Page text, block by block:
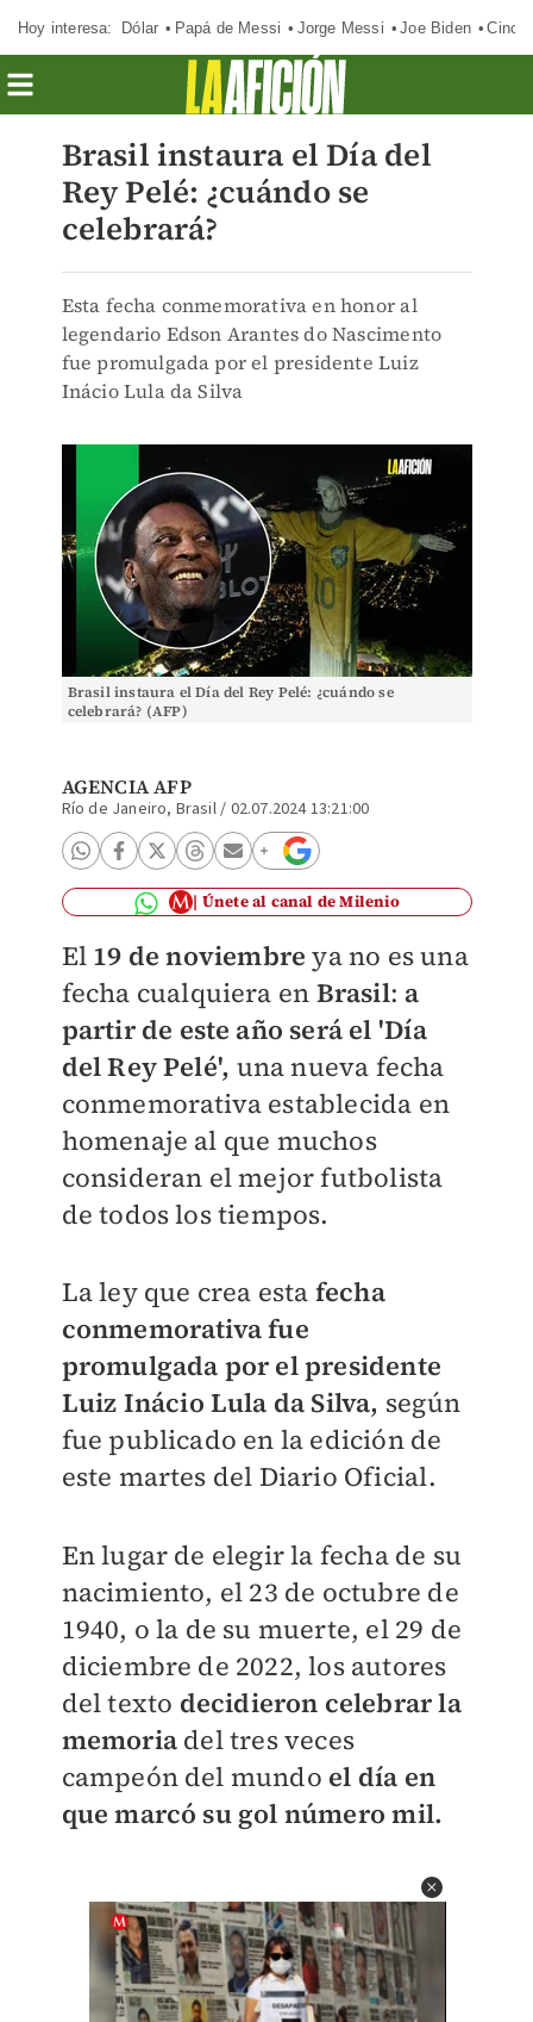
Hoy interesa: Dólar Papá de Messi Jorge Messi Joe Biden
Brasil instaura el Día del
Rey Pelé: ¿cuándo se
celebrará?
Esta fecha conmemorativa en honor al
legendario Edson Arantes do Nascimento
fue promulgada por el presidente Luiz
Inácio Lula da Silva
Brasil instaura el Día del Rey Pelé: ¿cuándo se
celebrará? (AFP)
AGENCIA AFP
Río de Janeiro, Brasil/ 02.07.2024 13:21:00
Únete al canal de Milenio
El 19 de noviembre ya no es una
fecha cualquiera en Brasil: a
partir de este año será el 'Día
del Rey Pelé', una nueva fecha
conmemorativa establecida en
homenaje al que muchos
consideran el mejor futbolista
de todos los tiempos.
La ley que crea esta fecha
conmemorativa fue
promulgada por el presidente
Luiz Inácio Lula da Silva, según
fue publicado en la edición de
este martes del Diario Oficial.
En lugar de elegir la fecha de su
nacimiento, el 23 de octubre de
1940, o la de su muerte, el 29 de
diciembre de 2022, los autores
del texto decidieron celebrar la
memoriadel tres veces
campeón del mundo el día en
que marcó su gol número mil.